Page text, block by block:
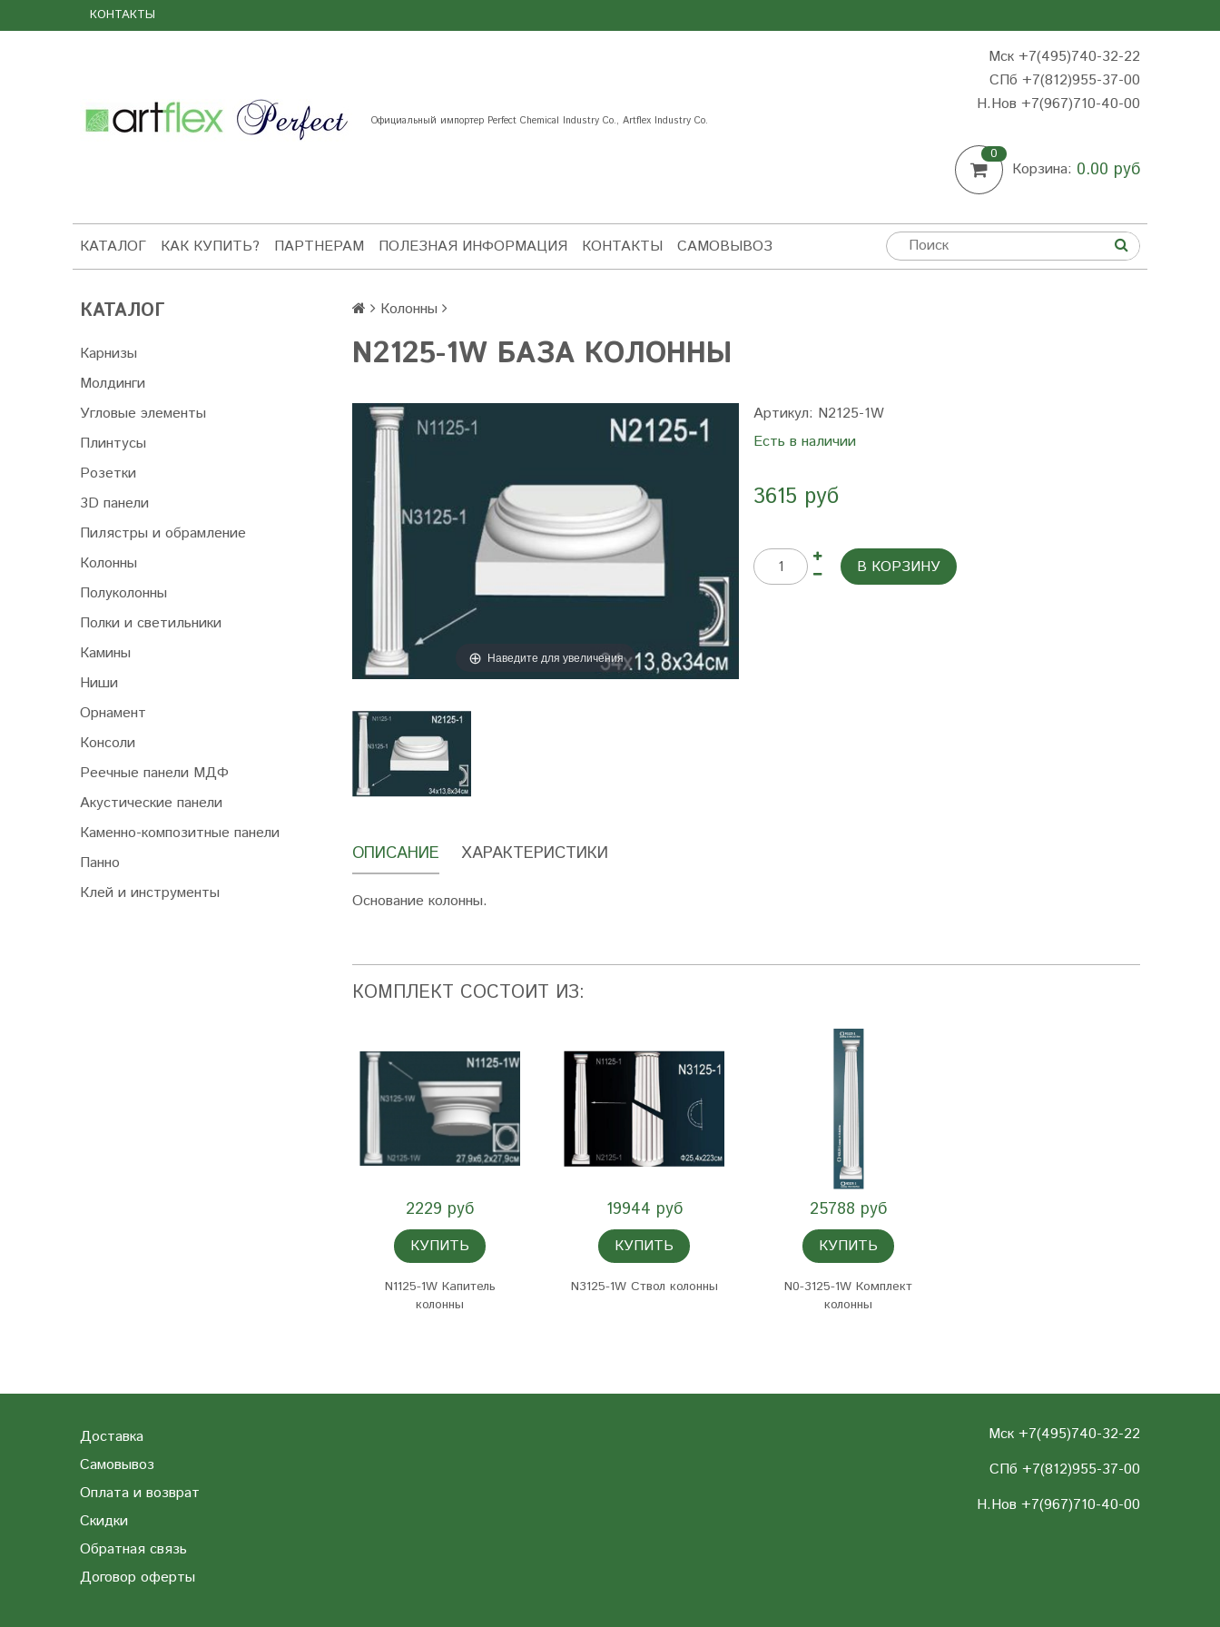
КОНТАКТЫ
Официальный импортер Perfect Chemical Industry Co., Artflex Industry Co.
Мск +7(495)740-32-22
СПб +7(812)955-37-00
Н.Нов +7(967)710-40-00
0
Корзина: 0.00 руб
КАТАЛОГ КАК КУПИТЬ? ПАРТНЕРАМ ПОЛЕЗНАЯ ИНФОРМАЦИЯ КОНТАКТЫ САМОВЫВОЗ
КАТАЛОГ
Карнизы
Молдинги
Угловые элементы
Плинтусы
Розетки
3D панели
Пилястры и обрамление
Колонны
Полуколонны
Полки и светильники
Камины
Ниши
Орнамент
Консоли
Реечные панели МДФ
Акустические панели
Каменно-композитные панели
Панно
Клей и инструменты
Колонны
N2125-1W БАЗА КОЛОННЫ
Наведите для увеличения
Артикул: N2125-1W
Есть в наличии
3615 руб
В КОРЗИНУ
ОПИСАНИЕ ХАРАКТЕРИСТИКИ
Основание колонны.
КОМПЛЕКТ СОСТОИТ ИЗ:
2229 руб
КУПИТЬ
N1125-1W Капитель
колонны
19944 руб
КУПИТЬ
N3125-1W Ствол колонны
25788 руб
КУПИТЬ
N0-3125-1W Комплект
колонны
Доставка
Самовывоз
Оплата и возврат
Скидки
Обратная связь
Договор оферты
Мск +7(495)740-32-22
СПб +7(812)955-37-00
Н.Нов +7(967)710-40-00